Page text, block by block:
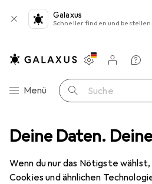
Deine Daten.
Wenn du nur das Nötigste
Cookies und ähnlichen
Galaxus
Schneller finden und bestellen
Navigation nach Kategorien
Menü Suche
Einstellungen
Kundenkonto
Vergleichslisten
Merklisten
Warenkorb
+ Video Geräte Schutzfolie